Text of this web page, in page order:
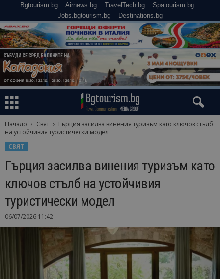
Bgtourism.bg Airnews.bg TravelTech.bg
Spatourism.bg
Jobs.bgtourism.bg
Destinations.bg
Начало Свят
Гърция засилва винения туризъм като ключов стълб
на устойчивия туристически модел
СВЯТ
Гърция засилва винения туризъм като
ключов стълб на устойчивия
туристически модел
06/07/2026 11:42